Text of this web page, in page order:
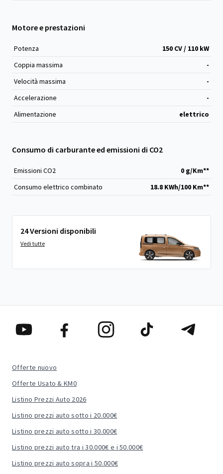
Motore e prestazioni
Potenza
150 CV / 110 kW
Coppia massima
-
Velocità massima
-
Accelerazione
-
Alimentazione
elettrico
Consumo di carburante ed emissioni di CO2
Emissioni CO2
0 g/Km**
Consumo elettrico combinato
18.8 KWh/100 Km**
24 Versioni disponibili
Vedi tutte
Offerte nuovo
Offerte Usato & KM0
Listino Prezzi Auto 2026
Listino prezzi auto sotto i 20.000€
Listino prezzi auto sotto i 30.000€
Listino prezzi auto tra i 30.000€ e i 50.000€
Listino prezzi auto sopra i 50.000€